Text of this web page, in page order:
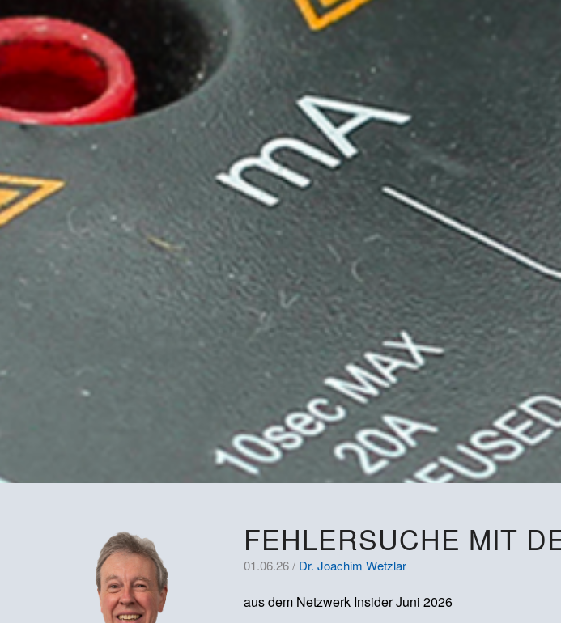
FEHLERSUCHE MIT
01.06.26 / Dr. Joachim Wetzlar
aus dem Netzwerk Insider Juni 2026